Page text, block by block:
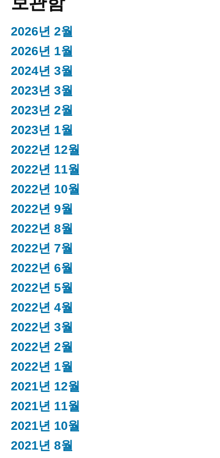
2026년 2월
2026년 1월
2024년 3월
2023년 3월
2023년 2월
2023년 1월
2022년 12월
2022년 11월
2022년 10월
2022년 9월
2022년 8월
2022년 7월
2022년 6월
2022년 5월
2022년 4월
2022년 3월
2022년 2월
2022년 1월
2021년 12월
2021년 11월
2021년 10월
2021년 8월